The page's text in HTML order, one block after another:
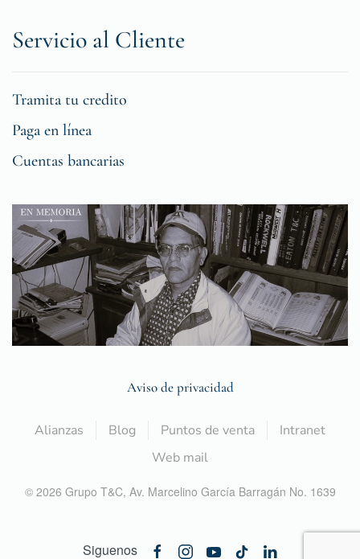
Servicio al Cliente
Tramita tu credito
Paga en línea
Cuentas bancarias
Aviso de privacidad
Alianzas Blog Puntos de venta
Intranet
Web mail
© 2026 Grupo T&C, Av. Marcelino García Barragán No. 1639
Siguenos